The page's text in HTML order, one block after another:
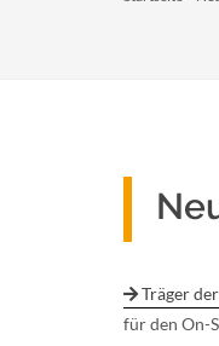
Träger
für den On-